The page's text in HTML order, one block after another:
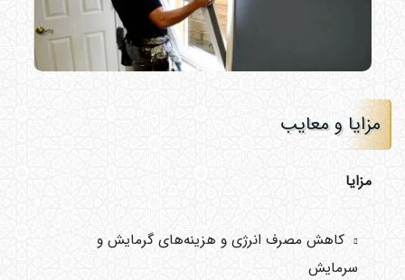
مزایا و معایب
مزایا
کاهش مصرف انرژی و هزینه‌های گرمایش و
سرمایش